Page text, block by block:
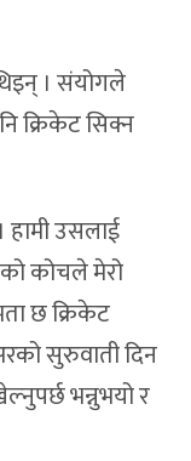
। संयोगले
क्रिकेट सिक्न
हामी उसलाई
कोचले मेरो
छ क्रिकेट
सुरुवाती दिन
भन्नुभयो र